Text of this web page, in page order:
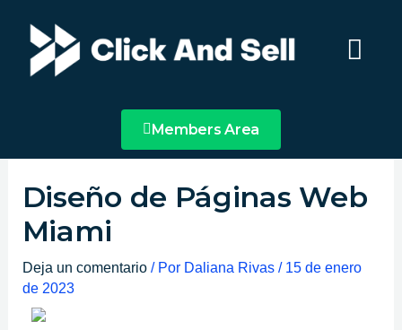
contenido
Main
Menu
Members Area
Diseño de Páginas Web
Miami
Deja un comentario / Por Daliana Rivas / 15 de enero
de 2023